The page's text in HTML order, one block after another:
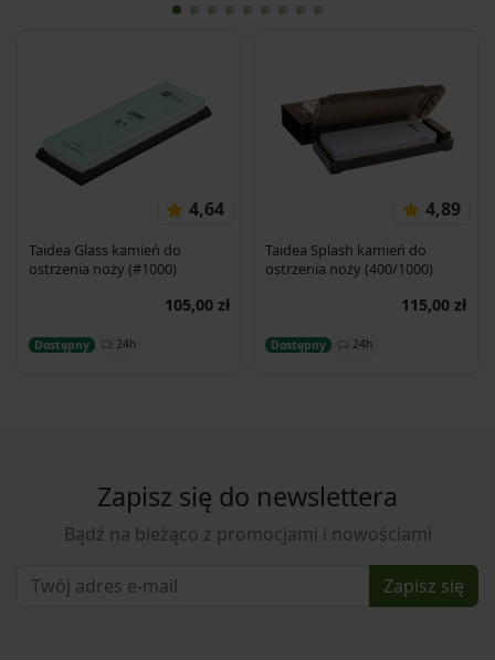
4,64
Taidea Glass kamień do
ostrzenia noży (#1000)
105,00 zł
Dostępny 24h
Dodaj do koszyka
4,89
Taidea Splash kamień do
ostrzenia noży (400/1000)
115,00 zł
Dostępny 24h
Dodaj do koszyka
Zapisz się do newslettera
Bądź na bieżąco z promocjami i nowościami
Zapisz się